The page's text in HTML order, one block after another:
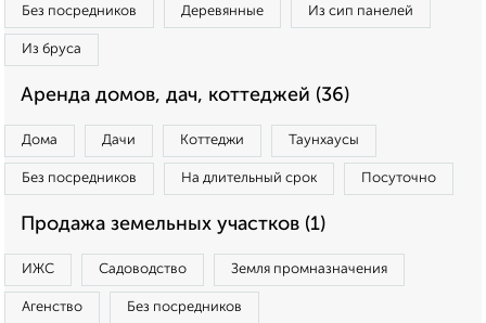
Без посредников Деревянные Из сип панелей
Из бруса
Аренда домов, дач, коттеджей (36)
Дома Дачи Коттеджи Таунхаусы
Без посредников На длительный срок Посуточно
Продажа земельных участков (1)
ИЖС Садоводство Земля промназначения
Агенство Без посредников